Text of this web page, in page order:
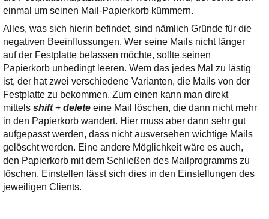
einmal um seinen Mail-Papierkorb kümmern.
Alles, was sich hierin befindet, sind nämlich Gründe für die
negativen Beeinflussungen. Wer seine Mails nicht länger
auf der Festplatte belassen möchte, sollte seinen
Papierkorb unbedingt leeren. Wem das jedes Mal zu lästig
ist, der hat zwei verschiedene Varianten, die Mails von der
Festplatte zu bekommen. Zum einen kann man direkt
mittels shift+ delete eine Mail löschen, die dann nicht mehr
in den Papierkorb wandert. Hier muss aber dann sehr gut
aufgepasst werden, dass nicht ausversehen wichtige Mails
gelöscht werden. Eine andere Möglichkeit wäre es auch,
den Papierkorb mit dem Schließen des Mailprogramms zu
löschen. Einstellen lässt sich dies in den Einstellungen des
jeweiligen Clients.
KuNoMail, usw.
Ihre E-Mail
Adresse:
E-Mail
E-Mail bestätigen